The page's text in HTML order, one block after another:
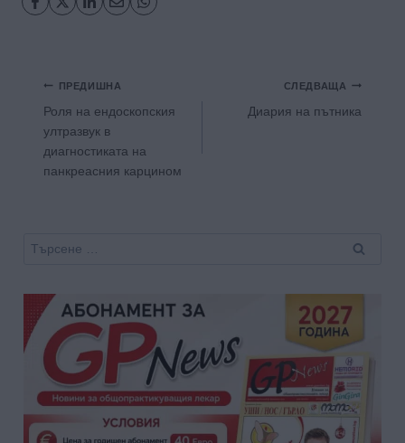
Навигация
ПРЕДИШНА
Роля на ендоскопския
ултразвук в
диагностиката на
панкреасния карцином
СЛЕДВАЩА
Диария на пътника
Търсене